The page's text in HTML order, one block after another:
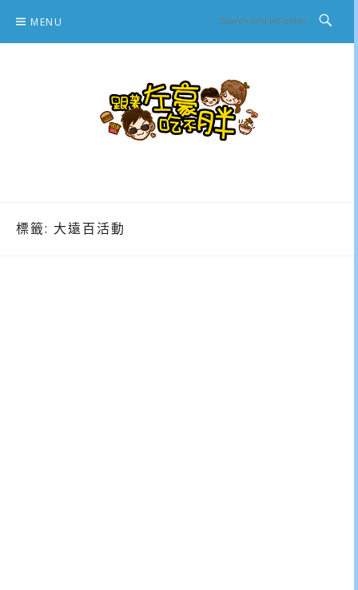
content
MENU
標籤: 大遠百活動